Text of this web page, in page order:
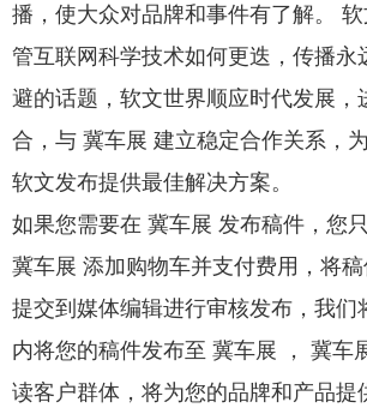
播，使大众对品牌和事件有了解。
管互联网科学技术如何更迭，传播永
避的话题，软文世界顺应时代发展，
合，与 冀车展 建立稳定合作关系，
软文发布提供最佳解决方案。
如果您需要在 冀车展 发布稿件，您
冀车展 添加购物车并支付费用，将
提交到媒体编辑进行审核发布，我们
内将您的稿件发布至 冀车展 ， 冀车
读客户群体，将为您的品牌和产品提